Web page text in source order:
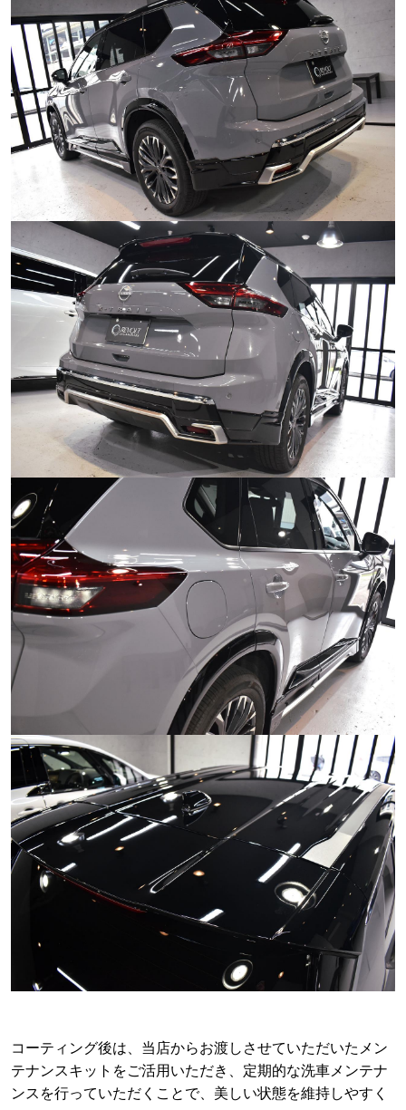
コーティング後は、当店からお渡しさせていただいたメン
テナンスキットをご活用いただき、定期的な洗車メンテナ
ンスを行っていただくことで、美しい状態を維持しやすく